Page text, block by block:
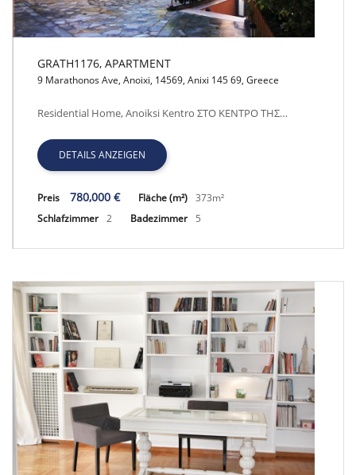
GRATH1176, APARTMENT
GRATH1176, APARTMENT
9 Marathonos Ave, Anoixi, 14569, Anixi 145 69, Greece
Residential Home, Anoiksi Kentro ΣΤΟ ΚΕΝΤΡΟ ΤΗΣ…
DETAILS ANZEIGEN
Preis 780,000 € Fläche (m²) 373m²
Schlafzimmer 2 Badezimmer 5